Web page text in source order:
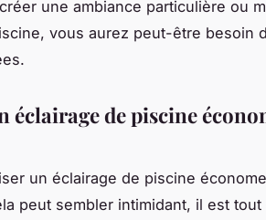
une ambiance particulière ou
vous aurez peut-être besoin
de piscine
un éclairage de piscine
peut sembler intimidant, il est